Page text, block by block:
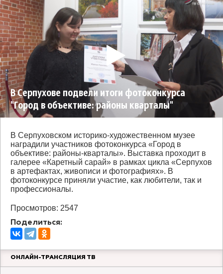
В Серпухове подвели итоги фотоконкурса
"Город в объективе: районы кварталы"
В Серпуховском историко-художественном музее
наградили участников фотоконкурса «Город в
объективе: районы-кварталы». Выставка проходит в
галерее «Каретный сарай» в рамках цикла «Серпухов
в артефактах, живописи и фотографиях». В
фотоконкурсе приняли участие, как любители, так и
профессионалы.
Просмотров: 2547
Поделиться:
ОНЛАЙН-ТРАНСЛЯЦИЯ ТВ